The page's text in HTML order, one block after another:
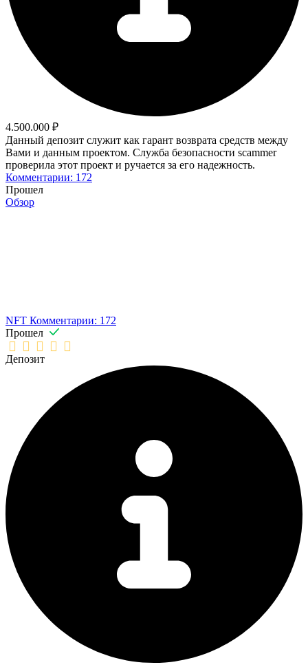
4.500.000 ₽
Данный депозит служит как гарант возврата средств между
Вами и данным проектом. Служба безопасности scammer
проверила этот проект и ручается за его надежность.
Комментарии: 172
Прошел
Обзор
NFT Комментарии: 172
Прошел
Депозит